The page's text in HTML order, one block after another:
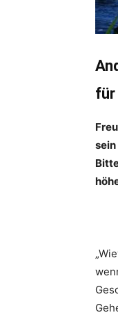
für
sein